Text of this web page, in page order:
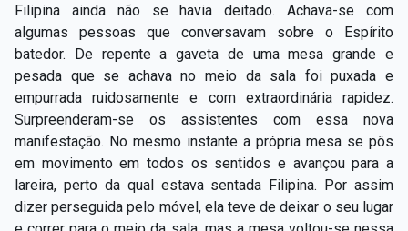
Filipina ainda não se havia deitado. Achava-se com
algumas pessoas que conversavam sobre o Espírito
batedor. De repente a gaveta de uma mesa grande e
pesada que se achava no meio da sala foi puxada e
empurrada ruidosamente e com extraordinária rapidez.
Surpreenderam-se os assistentes com essa nova
manifestação. No mesmo instante a própria mesa se pôs
em movimento em todos os sentidos e avançou para a
lareira, perto da qual estava sentada Filipina. Por assim
dizer perseguida pelo móvel, ela teve de deixar o seu lugar